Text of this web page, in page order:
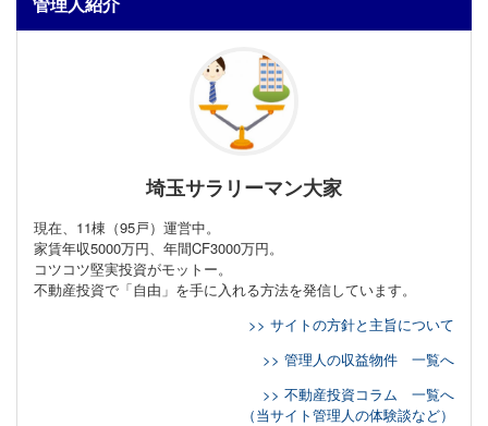
埼玉サラリーマン大家
現在、11棟（95戸）運営中。
家賃年収5000万円、年間CF3000万円。
コツコツ堅実投資がモットー。
不動産投資で「自由」を手に入れる方法を発信しています。
>> サイトの方針と主旨について
>> 管理人の収益物件 一覧へ
>> 不動産投資コラム 一覧へ
（当サイト管理人の体験談など）